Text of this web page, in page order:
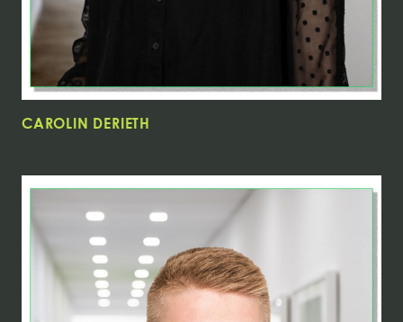
CAROLIN DERIETH